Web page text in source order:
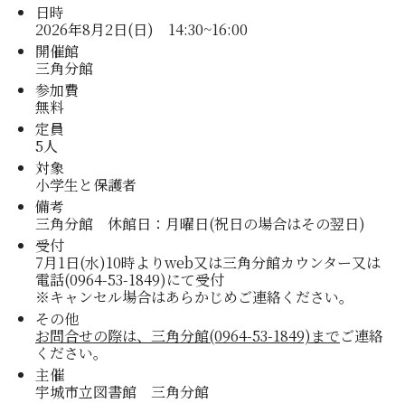
日時
2026年8月2日(日) 14:30~16:00
開催館
三角分館
参加費
無料
定員
5人
対象
小学生と保護者
備考
三角分館 休館日：月曜日(祝日の場合はその翌日)
受付
7月1日(水)10時よりweb又は三角分館カウンター又は
電話(0964-53-1849)にて受付
※キャンセル場合はあらかじめご連絡ください。
その他
お問合せの際は、三角分館(0964-53-1849)までご連絡
ください。
主催
宇城市立図書館 三角分館